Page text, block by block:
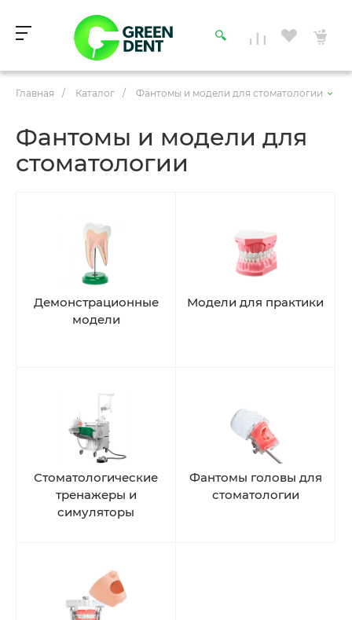
Главная / Каталог / Фантомы и модели для стоматологии
Фантомы и модели для
стоматологии
Демонстрационные
модели
Модели для практики
Стоматологические
тренажеры и
симуляторы
Фантомы головы для
стоматологии